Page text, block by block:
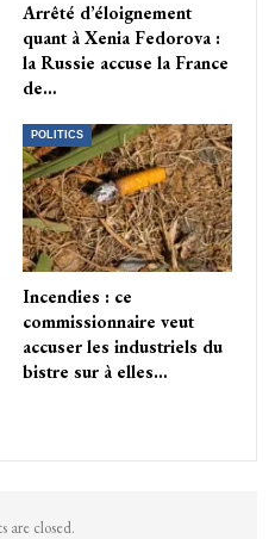
Arrêté d’éloignement
quant à Xenia Fedorova :
la Russie accuse la France
de…
POLITICS
Incendies : ce
commissionnaire veut
accuser les industriels du
bistre sur à elles…
are closed.